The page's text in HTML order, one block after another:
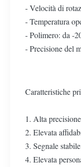
- Velocità di
- Temperatura
- Polimero: da -
- Precisione del
Caratteristiche
1. Alta
2. Elevata
3. Segnale
4. Elevata